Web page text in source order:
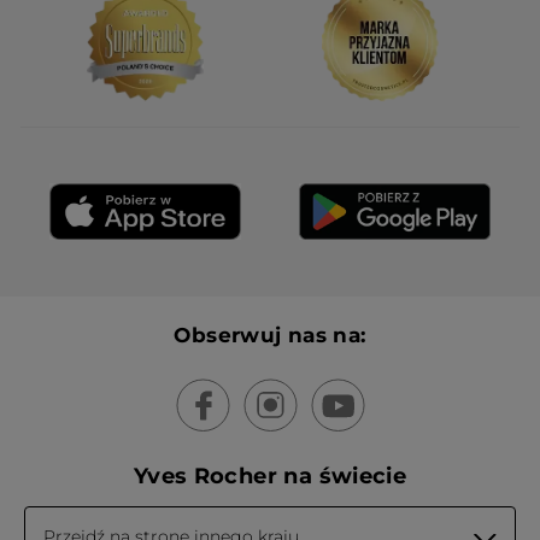
Obserwuj nas na:
Yves Rocher na świecie